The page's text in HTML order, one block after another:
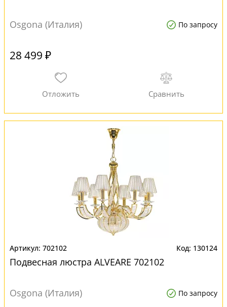
Osgona (Италия) По запросу
28 499 ₽
702102 130124
Подвесная люстра ALVEARE 702102
Osgona (Италия) По запросу